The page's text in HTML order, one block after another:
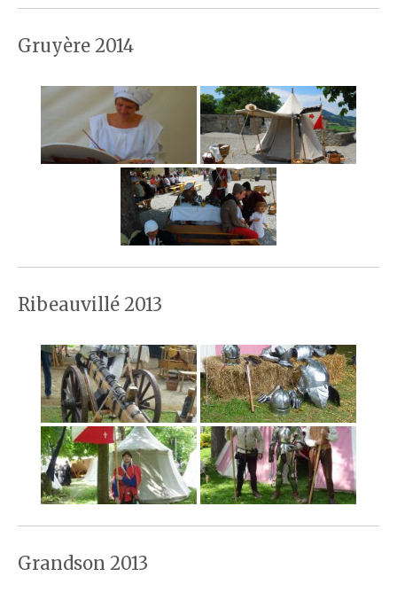
Gruyère 2014
Ribeauvillé 2013
Grandson 2013